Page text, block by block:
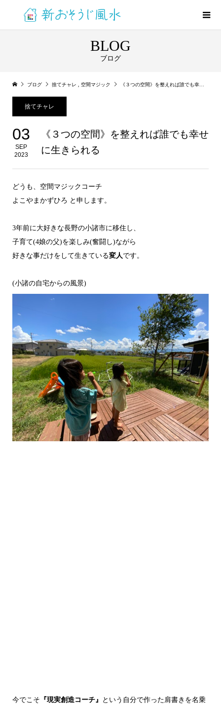
BLOG
ブログ
ブログ 捨てチャレ 空間マジック 《３つの空間》を整えれば誰でも幸せに生きられる
捨てチャレ
03
SEP
2023
《３つの空間》を整えれば誰でも幸せ
に生きられる
どうも、空間マジックコーチ
よこやまかずひろ と申します。
3年前に大好きな長野の小諸市に移住し、
子育て(4娘の父)を楽しみ(奮闘し)ながら
好きな事だけをして生きている変人です。
(小諸の自宅からの風景)
今でこそ 『現実創造コーチ』
という自分で作った肩書きを名乗